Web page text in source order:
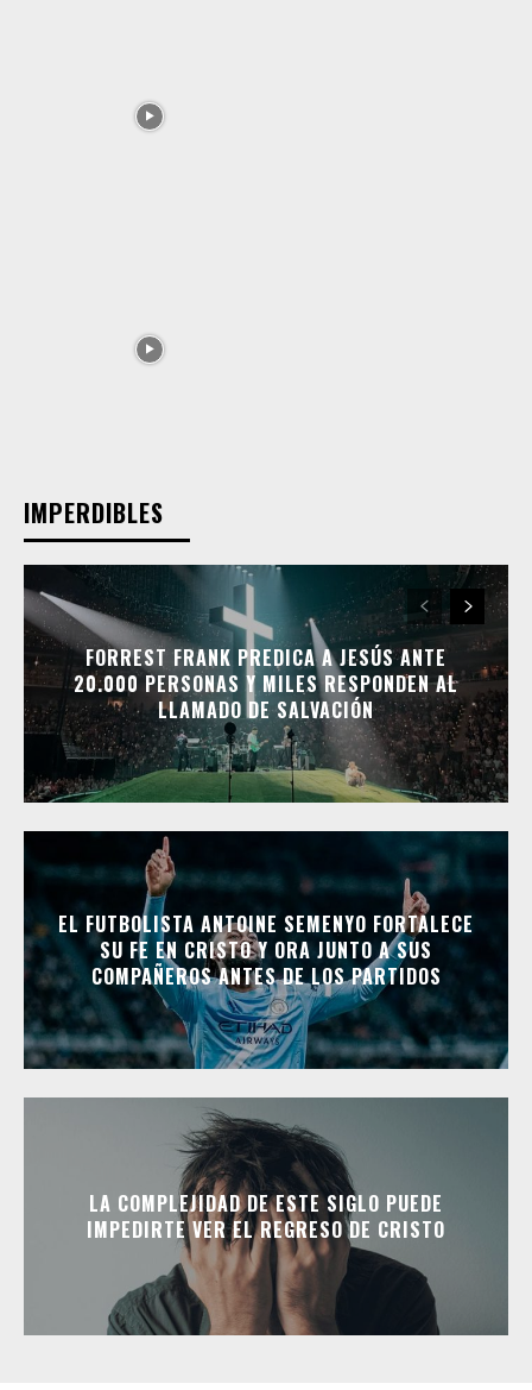
IMPERDIBLES
FORREST FRANK PREDICA A JESÚS ANTE
20.000 PERSONAS Y MILES RESPONDEN AL
LLAMADO DE SALVACIÓN
EL FUTBOLISTA ANTOINE SEMENYO FORTALECE
SU FE EN CRISTO Y ORA JUNTO A SUS
COMPAÑEROS ANTES DE LOS PARTIDOS
LA COMPLEJIDAD DE ESTE SIGLO PUEDE
IMPEDIRTE VER EL REGRESO DE CRISTO